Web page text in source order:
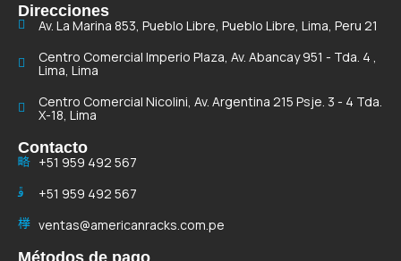
Direcciones
Av. La Marina 853, Pueblo Libre, Pueblo Libre, Lima, Peru 21
Centro Comercial Imperio Plaza, Av. Abancay 951 - Tda. 4 ,
Lima, Lima
Centro Comercial Nicolini, Av. Argentina 215 Psje. 3 - 4 Tda.
X-18, Lima
Contacto
+51 959 492 567
+51 959 492 567
ventas@americanracks.com.pe
Métodos de pago